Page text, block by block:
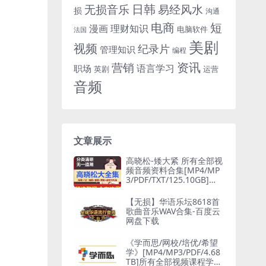
损 无损音乐 日韩 易经风水 沟通
法国 漫画理财知识 电商 电脑软件 短
视频 管理知识 纪录片 编程 美剧
职场 英剧 营销 语言学习 资讯 运营
音频
文章展示
高晓松-矮大紧 所有全部视
频音频资料合集[MP4/MP
3/PDF/TXT/125.10GB]百
【无损】华语乐坛8618首
歌曲音乐WAV合集-百度云
网盘下载
《学而思/网校/培优/希望
学》[MP4/MP3/PDF/4.68
TB]所有全部视频课程学习